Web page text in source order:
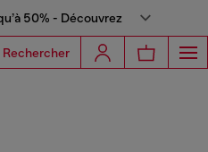
50% - Découvrez
Rechercher